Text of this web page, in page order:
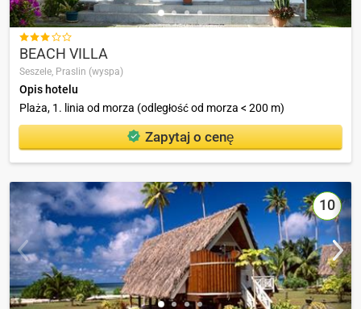

BEACH VILLA
Seszele, Praslin (wyspa)
Opis hotelu
Plaża, 1. linia od morza (odległość od morza < 200 m)
Zapytaj o cenę
10